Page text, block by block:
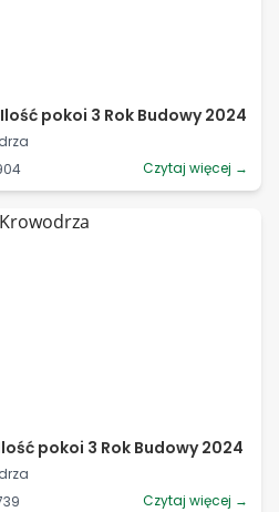
pokoi 3 Rok Budowy 2024
Czytaj więcej →
pokoi 3 Rok Budowy 2024
Czytaj więcej →